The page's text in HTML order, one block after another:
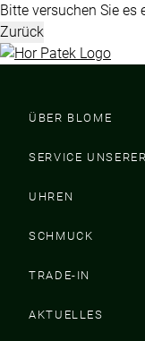
Bitte versuchen Sie es
Zurück
ÜBER BLOME
SERVICE
UHREN
SCHMUCK
TRADE-IN
AKTUELLES